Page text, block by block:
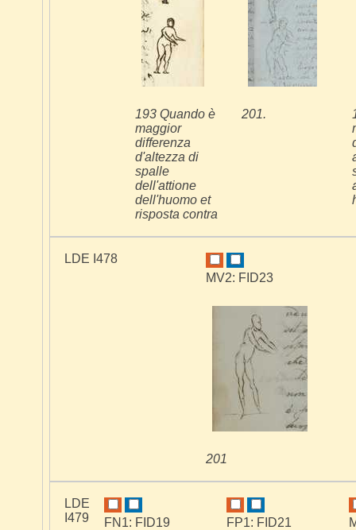
193 Quando è
maggior
differenza
d'altezza di
spalle
dell'attione
dell'huomo et
risposta contra
201.
LDE I478
MV2: FID23
201
LDE
I479
FN1: FID19 FP1: FID21